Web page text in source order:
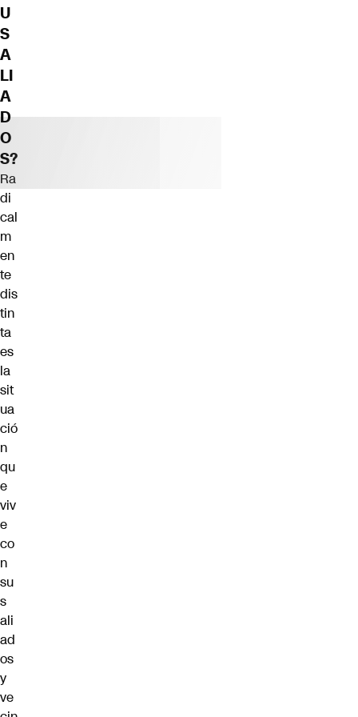
U
S
A
LI
A
D
O
S?
Ra
di
cal
m
en
te
dis
tin
ta
es
la
sit
ua
ció
n
qu
e
viv
e
co
n
su
s
ali
ad
os
y
ve